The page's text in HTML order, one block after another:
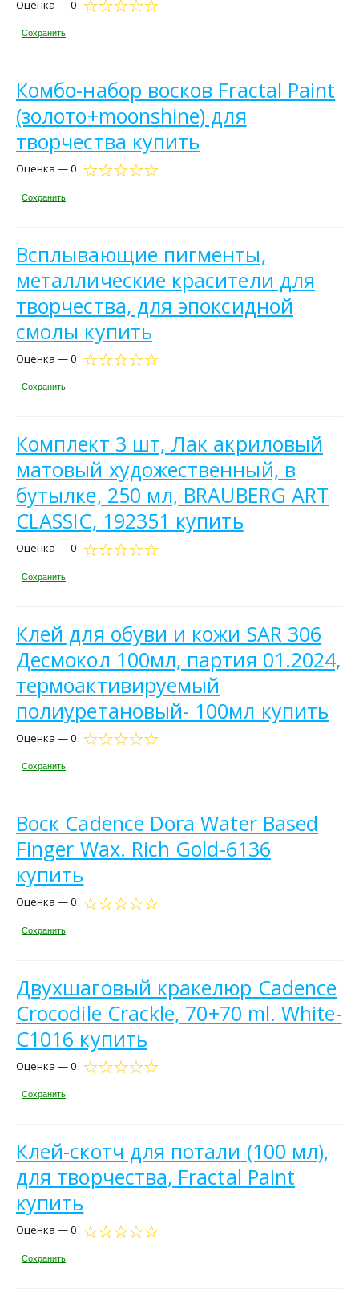
Оценка — 0
Сохранить
Комбо-набор восков Fractal Paint
(золото+moonshine) для
творчества купить
Оценка — 0
Сохранить
Всплывающие пигменты,
металлические красители для
творчества, для эпоксидной
смолы купить
Оценка — 0
Сохранить
Комплект 3 шт, Лак акриловый
матовый художественный, в
бутылке, 250 мл, BRAUBERG ART
CLASSIC, 192351 купить
Оценка — 0
Сохранить
Клей для обуви и кожи SAR 306
Десмокол 100мл, партия 01.2024,
термоактивируемый
полиуретановый- 100мл купить
Оценка — 0
Сохранить
Воск Cadence Dora Water Based
Finger Wax. Rich Gold-6136
купить
Оценка — 0
Сохранить
Двухшаговый кракелюр Cadence
Crocodile Crackle, 70+70 ml. White-
C1016 купить
Оценка — 0
Сохранить
Клей-скотч для потали (100 мл),
для творчества, Fractal Paint
купить
Оценка — 0
Сохранить